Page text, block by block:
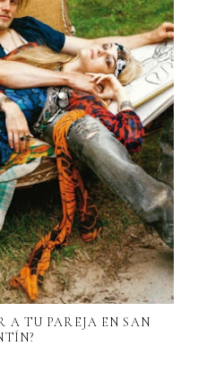
A TU PAREJA EN SAN